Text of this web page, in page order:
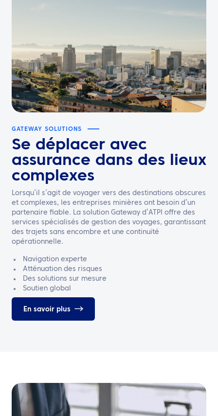
GATEWAY SOLUTIONS
Se déplacer avec
assurance dans des lieux
complexes
Lorsqu’il s’agit de voyager vers des destinations obscures
et complexes, les entreprises minières ont besoin d’un
partenaire fiable. La solution Gateway d’ATPI offre des
services spécialisés de gestion des voyages, garantissant
des trajets sans encombre et une continuité
opérationnelle.
Navigation experte
Atténuation des risques
Des solutions sur mesure
Soutien global
En savoir plus